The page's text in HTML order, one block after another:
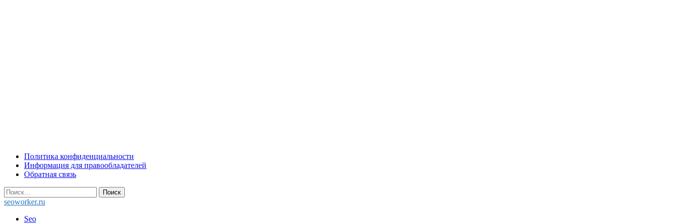
Skip
content
Политика конфиденциальности
Информация для правообладателей
Обратная связь
Найти:
seoworker.ru
Seo